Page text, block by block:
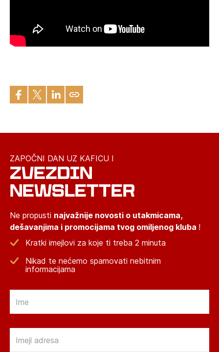
ZAPOČNI DAN UZ KAFICU I
ZVEZDIN
NEWSLETTER
Ne propusti najvažnije novosti o utakmicama,
dešavanjima i promocijama tvog omiljenog kluba !
Kratki imejlovi za koje ti treba 2 minuta
Nikad te nećemo spamovati nebitnim
informacijama